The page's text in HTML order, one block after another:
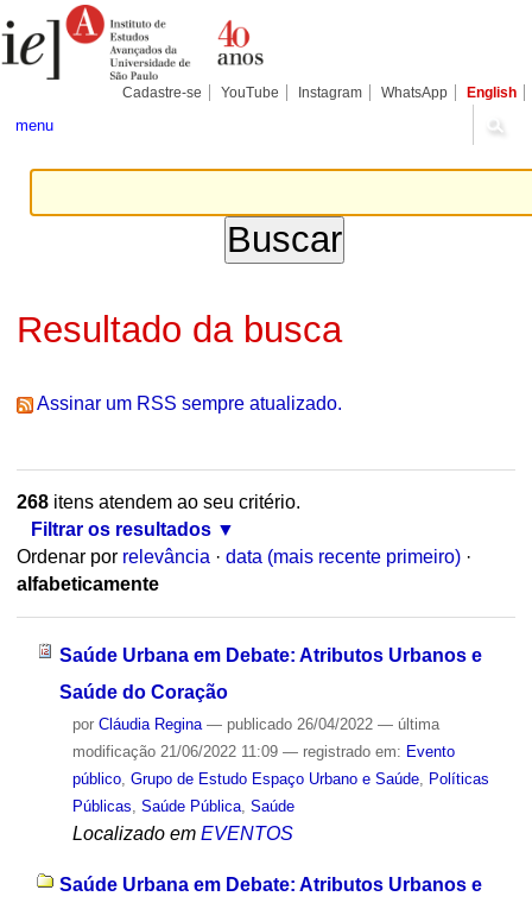
para
conteúdo.
Pessoais
Cadastre-se YouTube Instagram WhatsApp English
menu
Resultado da busca
Assinar um RSS sempre atualizado.
268itens atendem ao seu critério.
Filtrar os resultados
Ordenar por relevância · data (mais recente primeiro) ·
alfabeticamente
Saúde Urbana em Debate: Atributos Urbanos e
Saúde do Coração
por Cláudia Regina — publicado26/04/2022 — última
modificação21/06/2022 11:09 — registrado em: Evento
público, Grupo de Estudo Espaço Urbano e Saúde,
Políticas
Públicas Saúde Pública, Saúde
Localizado em EVENTOS
Saúde Urbana em Debate: Atributos Urbanos e